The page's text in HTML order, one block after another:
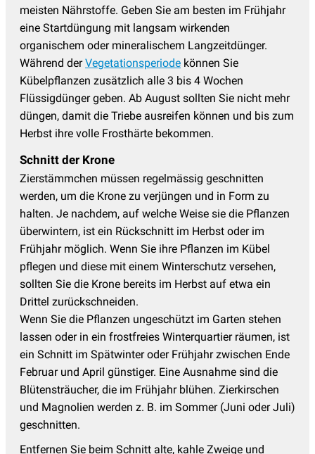
meisten Nährstoffe. Geben Sie am besten im Frühjahr
eine Startdüngung mit langsam wirkenden
organischem oder mineralischem Langzeitdünger.
Während derVegetationsperiode können Sie
Kübelpflanzen zusätzlich alle 3 bis 4 Wochen
Flüssigdünger geben. Ab August sollten Sie nicht mehr
düngen, damit die Triebe ausreifen können und bis zum
Herbst ihre volle Frosthärte bekommen.
Schnitt der Krone
Zierstämmchen müssen regelmässig geschnitten
werden, um die Krone zu verjüngen und in Form zu
halten. Je nachdem, auf welche Weise sie die Pflanzen
überwintern, ist ein Rückschnitt im Herbst oder im
Frühjahr möglich. Wenn Sie ihre Pflanzen im Kübel
pflegen und diese mit einem Winterschutz versehen,
sollten Sie die Krone bereits im Herbst auf etwa ein
Drittel zurückschneiden.
Wenn Sie die Pflanzen ungeschützt im Garten stehen
lassen oder in ein frostfreies Winterquartier räumen, ist
ein Schnitt im Spätwinter oder Frühjahr zwischen Ende
Februar und April günstiger. Eine Ausnahme sind die
Blütensträucher, die im Frühjahr blühen. Zierkirschen
und Magnolien werden z. B. im Sommer (Juni oder Juli)
geschnitten.
Entfernen Sie beim Schnitt alte, kahle Zweige und